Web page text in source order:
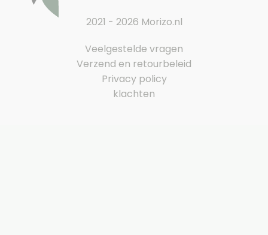
2021 - 2026 Morizo.nl
Veelgestelde vragen
Verzend en retourbeleid
Privacy policy
klachten